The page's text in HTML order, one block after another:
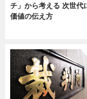
チ」から考える 次世代
価値の伝え方